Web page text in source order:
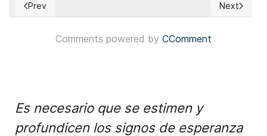
Previous article: El Salvador: Aprobación del presidente
Prev Next
Next
Comments powered by CComment
Es necesario que se estimen y
profundicen los signos de esperanza